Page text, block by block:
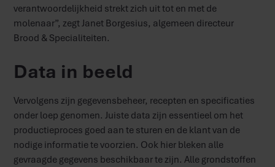
verantwoordelijkheid strekt zich uit tot en met de
molenaar”, zegt Janet Borgesius, algemeen directeur
Brood & Specialiteiten.
Data in beeld
Vervolgens zijn gegevensbeheer, recepten en specificaties
onder loep genomen. Juiste data zijn essentieel om het
productieproces goed aan te sturen en de klant van de
nodige informatie te voorzien. Ook hier bleken alle
gevraagde gegevens beschikbaar te zijn. Alle grondstoffen